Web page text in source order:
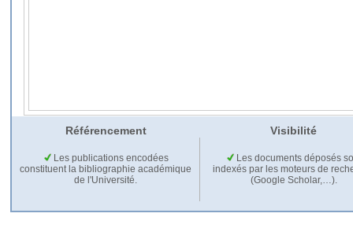
Référencement Visibilité
Les publications encodées
constituent la bibliographie académique
de l'Université.
Les documents déposés
indexés par les moteurs de
(Google Scholar,…).